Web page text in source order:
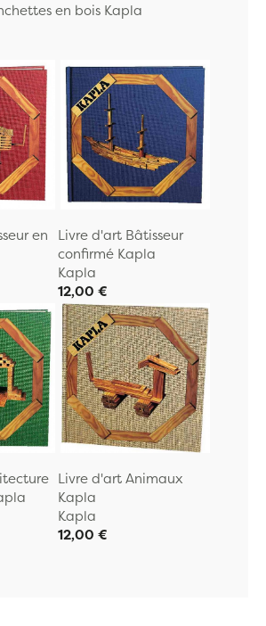
en bois Kapla
en
Livre d'art Bâtisseur
confirmé Kapla
Kapla
12,00 €
Livre d'art Animaux
Kapla
Kapla
12,00 €